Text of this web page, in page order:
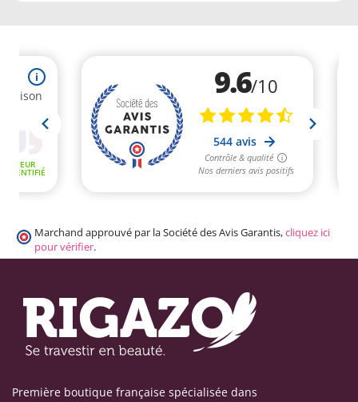
Marchand approuvé par la Société des Avis Garantis,cliquez ici
pour vérifier.
Première boutique française spécialisée dans